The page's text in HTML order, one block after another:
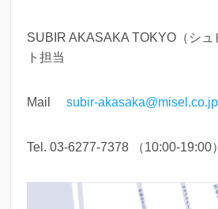
SUBIR AKASAKA TOKYO（シ
ト担当
Mailsubir-akasaka@misel.co.jp
Tel. 03-6277-7378 （10:00-19:00）